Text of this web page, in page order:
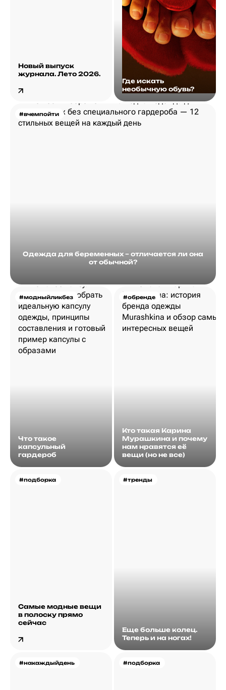
Новый выпуск
журнала. Лето 2026.
Где искать
необычную обувь?
#вчемпойти
Одежда для беременных – отличается ли она
от обычной?
#модныйликбез
Что такое
капсульный
гардероб
#обренде
Кто такая Карина
Мурашкина и почему
нам нравятся её
вещи (но не все)
#подборка
Самые модные вещи
в полоску прямо
сейчас
#тренды
Еще больше колец.
Теперь и на ногах!
#накаждыйдень #подборка